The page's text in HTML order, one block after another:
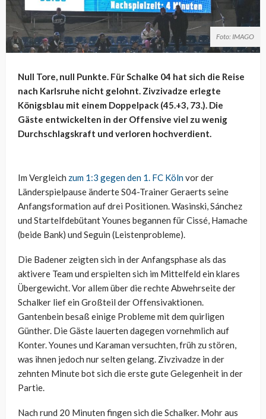
Foto: IMAGO
Null Tore, null Punkte. Für Schalke 04 hat sich die Reise
nach Karlsruhe nicht gelohnt. Zivzivadze erlegte
Königsblau mit einem Doppelpack (45.+3, 73.). Die
Gäste entwickelten in der Offensive viel zu wenig
Durchschlagskraft und verloren hochverdient.
Im Vergleich zum 1:3 gegen den 1. FC Kölnvor der
Länderspielpause änderte S04-Trainer Geraerts seine
Anfangsformation auf drei Positionen. Wasinski, Sánchez
und Startelfdebütant Younes begannen für Cissé, Hamache
(beide Bank) und Seguin (Leistenprobleme).
Die Badener zeigten sich in der Anfangsphase als das
aktivere Team und erspielten sich im Mittelfeld ein klares
Übergewicht. Vor allem über die rechte Abwehrseite der
Schalker lief ein Großteil der Offensivaktionen.
Gantenbein besaß einige Probleme mit dem quirligen
Günther. Die Gäste lauerten dagegen vornehmlich auf
Konter. Younes und Karaman versuchten, früh zu stören,
was ihnen jedoch nur selten gelang. Zivzivadze in der
zehnten Minute bot sich die erste gute Gelegenheit in der
Partie.
Nach rund 20 Minuten fingen sich die Schalker. Mohr aus